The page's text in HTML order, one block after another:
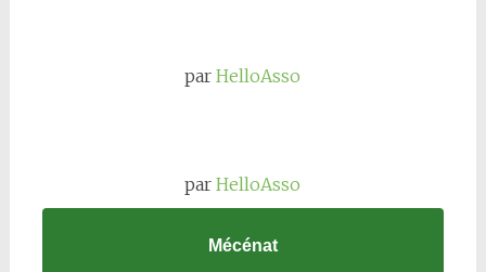
parHelloAsso
parHelloAsso
Mécénat